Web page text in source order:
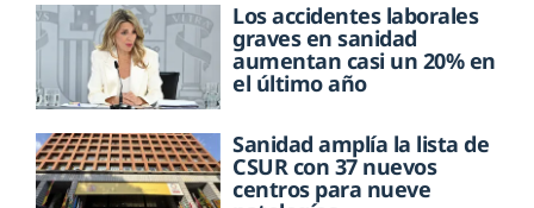
Los accidentes laborales
graves en sanidad
aumentan casi un 20% en
el último año
Sanidad amplía la lista de
CSUR con 37 nuevos
centros para nueve